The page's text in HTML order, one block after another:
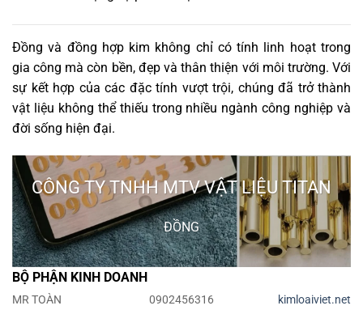
Đồng và đồng hợp kim không chỉ có tính linh hoạt trong
gia công mà còn bền, đẹp và thân thiện với môi trường. Với
sự kết hợp của các đặc tính vượt trội, chúng đã trở thành
vật liệu không thể thiếu trong nhiều ngành công nghiệp và
đời sống hiện đại.
CÔNG TY TNHH MTV VẬT LIỆU TITAN
ĐỒNG
BỘ PHẬN KINH DOANH
MR TOÀN 0902456316
kimloaiviet.net